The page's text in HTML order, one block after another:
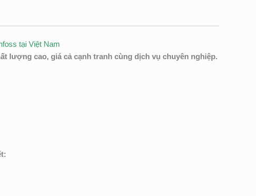
tại Việt Nam
lượng cao, giá cả cạnh tranh cùng dịch vụ chuyên nghiệp.